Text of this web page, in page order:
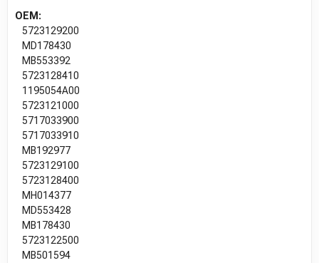
OEM:
5723129200
MD178430
MB553392
5723128410
1195054A00
5723121000
5717033900
5717033910
MB192977
5723129100
5723128400
MH014377
MD553428
MB178430
5723122500
MB501594